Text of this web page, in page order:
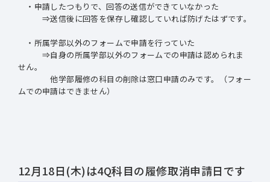
・申請したつもりで、回答の送信ができていなかった
⇒送信後に回答を保存し確認していれば防げたはずです。
・所属学部以外のフォームで申請を行っていた
⇒自身の所属学部以外のフォームでの申請は認められま
せん。
他学部履修の科目の削除は窓口申請のみです。（フォー
ムでの申請はできません）
12月18日(木)は4Q科目の履修取消申請日です